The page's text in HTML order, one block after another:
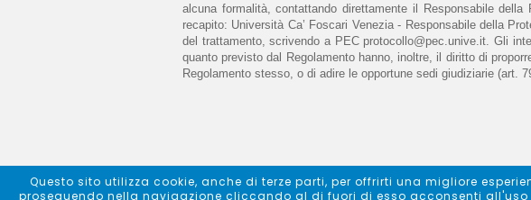
alcuna formalità, contattando direttamente il Responsabile
recapito: Università Ca’ Foscari Venezia - Responsabile della
del trattamento, scrivendo a PEC protocollo@pec.unive.it. Gli
quanto previsto dal Regolamento hanno, inoltre, il diritto di
Regolamento stesso, o di adire le opportune sedi giudiziarie (art.
Questo sito utilizza cookie, anche di terze parti, per offrirti una migliore
proseguendo nella navigazione cliccando al di fuori di esso acconsenti all'uso